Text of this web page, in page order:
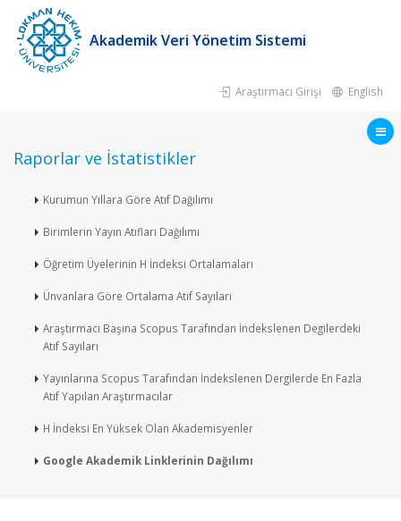
Akademik Veri Yönetim Sistemi
Araştırmacı Girişi English
Raporlar ve İstatistikler
Kurumun Yıllara Göre Atıf Dağılımı
Birimlerin Yayın Atıfları Dağılımı
Öğretim Üyelerinin H İndeksi Ortalamaları
Ünvanlara Göre Ortalama Atıf Sayıları
Araştırmacı Başına Scopus Tarafından İndekslenen Degilerdeki
Atıf Sayıları
Yayınlarına Scopus Tarafından İndekslenen Dergilerde En Fazla
Atıf Yapılan Araştırmacılar
H İndeksi En Yüksek Olan Akademisyenler
Google Akademik Linklerinin Dağılımı